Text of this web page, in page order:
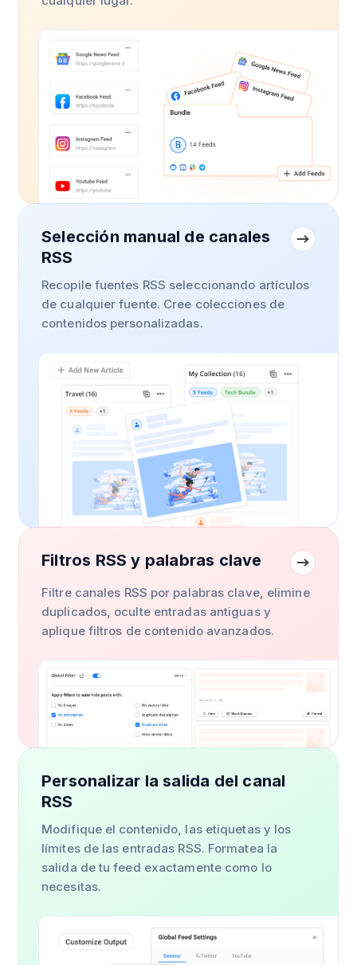
Selección manual de canales
RSS
Recopile fuentes RSS seleccionando artículos
de cualquier fuente. Cree colecciones de
contenidos personalizadas.
Filtros RSS y palabras clave
Filtre canales RSS por palabras clave, elimine
duplicados, oculte entradas antiguas y
aplique filtros de contenido avanzados.
Personalizar la salida del canal
RSS
Modifique el contenido, las etiquetas y los
límites de las entradas RSS. Formatea la
salida de tu feed exactamente como lo
necesitas.